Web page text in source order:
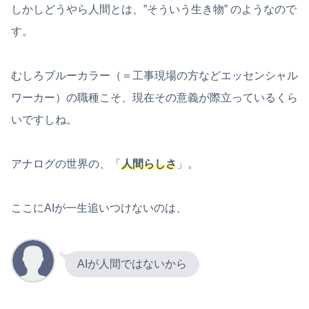
しかしどうやら人間とは、”そういう生き物” のようなので
す。
むしろブルーカラー（＝工事現場の方などエッセンシャル
ワーカー）の職種こそ、現在その意義が際立っているくら
いですしね。
アナログの世界の、「 人間らしさ 」。
ここにAIが一生追いつけないのは、
AIが人間ではないから